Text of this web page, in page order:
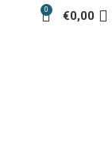
0 €0,00